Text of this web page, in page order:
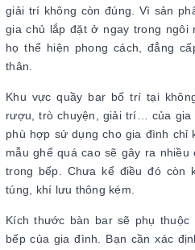
giải trí không còn đúng. Vì sản
gia chủ lắp đặt ở ngay trong ngôi
họ thể hiện phong cách, đẳng
thân.
Khu vực quầy bar bố trí tại
rượu, trò chuyện, giải trí… của gia
phù hợp sử dụng cho gia đình chỉ
mẫu ghế quá cao sẽ gây ra
trong bếp. Chưa kể điều đó còn
túng, khí lưu thông kém.
Kích thước bàn bar sẽ phụ
bếp của gia đình. Bạn cần xác